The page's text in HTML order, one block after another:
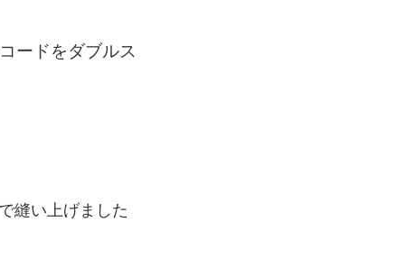
ードをダブルス
縫い上げました